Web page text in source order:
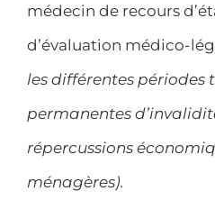
médecin de recours
d’évaluation médico-
les différentes périodes
permanentes
répercussions
ménagères).